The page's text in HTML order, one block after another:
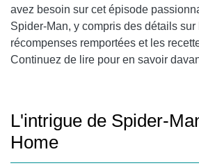
avez besoin sur cet épisode
Spider-Man, y compris des détails
récompenses remportées et les
Continuez de lire pour en savoir
L'intrigue de Spider-
Home